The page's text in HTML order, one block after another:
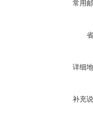
常用
详细
补充